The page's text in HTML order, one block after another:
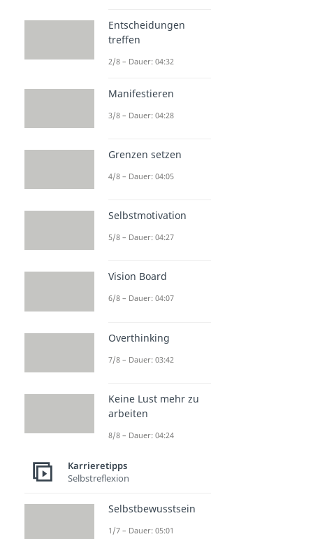
Entscheidungen
treffen
2/8 – Dauer: 04:32
Manifestieren
3/8 – Dauer: 04:28
Grenzen setzen
4/8 – Dauer: 04:05
Selbstmotivation
5/8 – Dauer: 04:27
Vision Board
6/8 – Dauer: 04:07
Overthinking
7/8 – Dauer: 03:42
Keine Lust mehr zu
arbeiten
8/8 – Dauer: 04:24
Karrieretipps
Selbstreflexion
Selbstbewusstsein
1/7 – Dauer: 05:01